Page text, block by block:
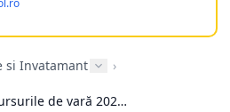
din anul 2009 clinica isi
si Invatamant
›
Încep înscrierile pentru cursurile de vară 2026 la Școala de engleză FollowMe